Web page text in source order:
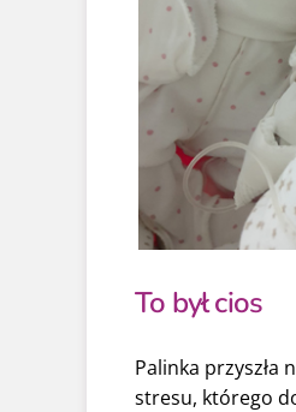
To był cios
Palinka przyszła
stresu, którego